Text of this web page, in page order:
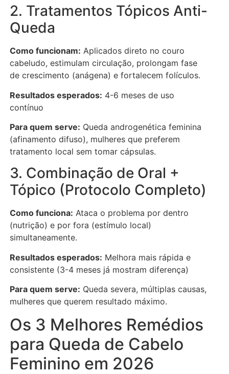
2. Tratamentos Tópicos Anti-
Queda
Como funcionam: Aplicados direto no couro
cabeludo, estimulam circulação, prolongam fase
de crescimento (anágena) e fortalecem folículos.
Resultados esperados: 4-6 meses de uso
contínuo
Para quem serve: Queda androgenética feminina
(afinamento difuso), mulheres que preferem
tratamento local sem tomar cápsulas.
3. Combinação de Oral +
Tópico (Protocolo Completo)
Como funciona: Ataca o problema por dentro
(nutrição) e por fora (estímulo local)
simultaneamente.
Resultados esperados: Melhora mais rápida e
consistente (3-4 meses já mostram diferença)
Para quem serve: Queda severa, múltiplas causas,
mulheres que querem resultado máximo.
Os 3 Melhores Remédios
para Queda de Cabelo
Feminino em 2026